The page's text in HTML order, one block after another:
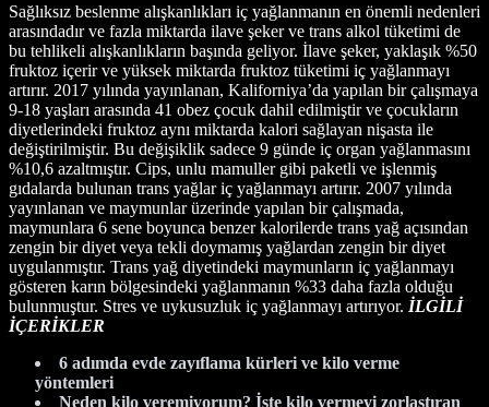
Sağlıksız beslenme alışkanlıkları iç yağlanmanın en önemli nedenleri
arasındadır ve fazla miktarda ilave şeker ve trans alkol tüketimi de
bu tehlikeli alışkanlıkların başında geliyor. İlave şeker, yaklaşık %50
fruktoz içerir ve yüksek miktarda fruktoz tüketimi iç yağlanmayı
artırır. 2017 yılında yayınlanan, Kaliforniya’da yapılan bir çalışmaya
9-18 yaşları arasında 41 obez çocuk dahil edilmiştir ve çocukların
diyetlerindeki fruktoz aynı miktarda kalori sağlayan nişasta ile
değiştirilmiştir. Bu değişiklik sadece 9 günde iç organ yağlanmasını
%10,6 azaltmıştır. Cips, unlu mamuller gibi paketli ve işlenmiş
gıdalarda bulunan trans yağlar iç yağlanmayı artırır. 2007 yılında
yayınlanan ve maymunlar üzerinde yapılan bir çalışmada,
maymunlara 6 sene boyunca benzer kalorilerde trans yağ açısından
zengin bir diyet veya tekli doymamış yağlardan zengin bir diyet
uygulanmıştır. Trans yağ diyetindeki maymunların iç yağlanmayı
gösteren karın bölgesindeki yağlanmanın %33 daha fazla olduğu
bulunmuştur. Stres ve uykusuzluk iç yağlanmayı artırıyor. İLGİLİ
İÇERİKLER
6 adımda evde zayıflama kürleri ve kilo verme
yöntemleri
Neden kilo veremiyorum? İşte kilo vermeyi zorlaştıran